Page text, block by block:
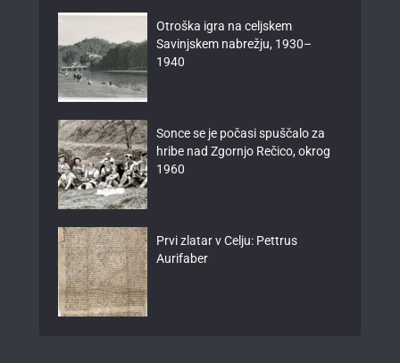
Otroška igra na celjskem
Savinjskem nabrežju, 1930–
1940
Sonce se je počasi spuščalo za
hribe nad Zgornjo Rečico, okrog
1960
Prvi zlatar v Celju: Pettrus
Aurifaber